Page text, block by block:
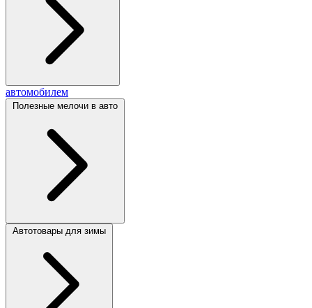
автомобилем
Полезные мелочи в авто
Автотовары для зимы